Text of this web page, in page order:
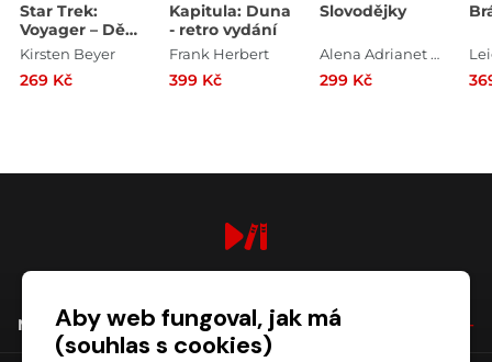
Star Trek:
Voyager – Děti
bouře
Kirsten Beyer
269 Kč
Kapitula: Duna
- retro vydání
Frank Herbert
399 Kč
Slovodějky
Alena Adrianet Heinrichová
299 Kč
NÁKUPAby web fungoval, jak má
(souhlas s cookies)